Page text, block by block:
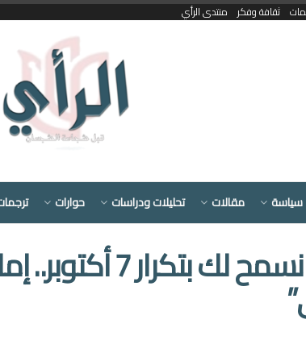
ثقافة وفكر منتدى الرأي
سياسة مقالات تحليلات ودراسات حوارات
رسالة بلينكن لنتنياهو: لن نسمح لك بتكرار 7 أكتوبر.. إما